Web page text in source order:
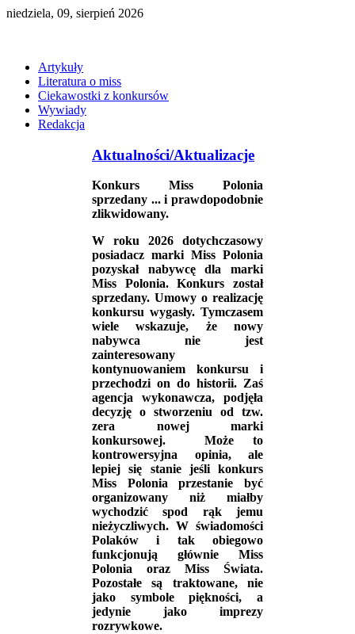
niedziela, 09, sierpień 2026
Artykuły
Literatura o miss
Ciekawostki z konkursów
Wywiady
Redakcja
Aktualności/Aktualizacje
Konkurs Miss Polonia
sprzedany ... i prawdopodobnie
zlikwidowany.
W roku 2026 dotychczasowy
posiadacz marki Miss Polonia
pozyskał nabywcę dla marki
Miss Polonia. Konkurs został
sprzedany. Umowy o realizację
konkursu wygasły. Tymczasem
wiele wskazuje, że nowy
nabywca nie jest
zainteresowany
kontynuowaniem konkursu i
przechodzi on do historii. Zaś
agencja wykonawcza, podjęła
decyzję o stworzeniu od tzw.
zera nowej marki
konkursowej. Może to
kontrowersyjna opinia, ale
lepiej się stanie jeśli konkurs
Miss Polonia przestanie być
organizowany niż miałby
wychodzić spod rąk jemu
nieżyczliwych. W świadomości
Polaków i tak obiegowo
funkcjonują głównie Miss
Polonia oraz Miss Świata.
Pozostałe są traktowane, nie
jako symbole piękności, a
jedynie jako imprezy
rozrywkowe.